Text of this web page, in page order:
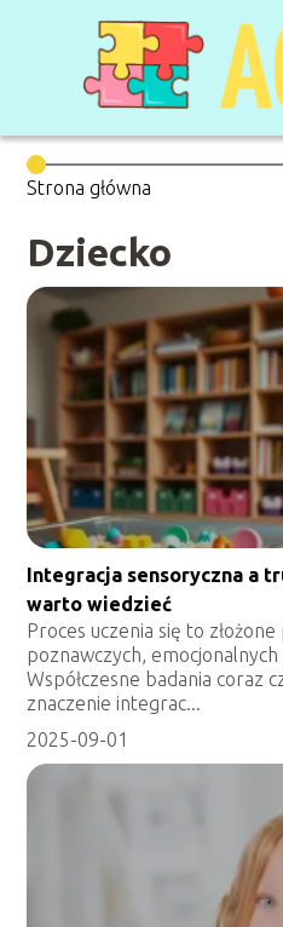
Strona główna
Dziecko
Integracja sensoryczna a
warto wiedzieć
Proces uczenia się to
poznawczych, emocjonalnych
Współczesne badania coraz
znaczenie integrac...
2025-09-01